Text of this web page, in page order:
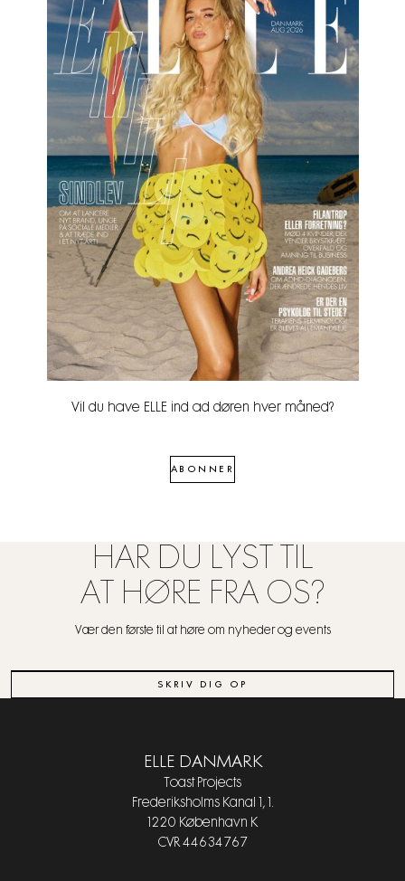
Vil du have ELLE ind ad døren hver måned?
ABONNER
HAR DU LYST TIL
AT HØRE FRA OS?
Vær den første til at høre om nyheder og events
SKRIV DIG OP
ELLE DANMARK
Toast Projects
Frederiksholms Kanal 1, 1.
1220 København K
CVR 44634767